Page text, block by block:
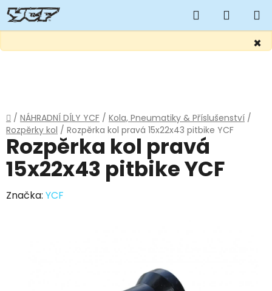
×
Hledat
KOŠÍK
Domů
/ NÁHRADNÍ DÍLY YCF / Kola, Pneumatiky & Příslušenství /
Rozpěrky kol / Rozpěrka kol pravá 15x22x43 pitbike YCF
Rozpěrka kol pravá
15x22x43 pitbike YCF
Značka: YCF